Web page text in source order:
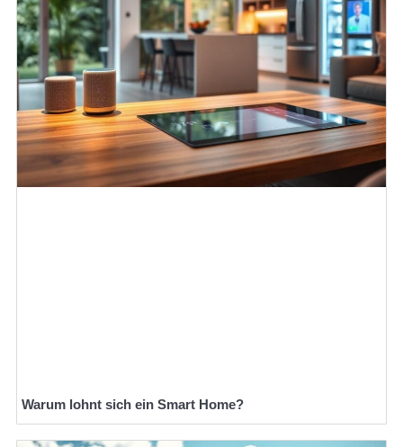
Warum lohnt sich ein Smart Home?